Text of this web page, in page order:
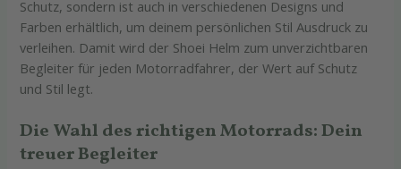
Schutz, sondern ist auch in verschiedenen Designs und
Farben erhältlich, um deinem persönlichen Stil Ausdruck zu
verleihen. Damit wird der Shoei Helm zum unverzichtbaren
Begleiter für jeden Motorradfahrer, der Wert auf Schutz
und Stil legt.
Die Wahl des richtigen Motorrads: Dein
treuer Begleiter